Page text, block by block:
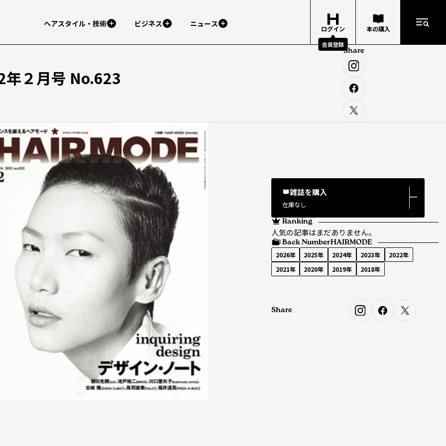
ヘアスタイル・技術 ビジネス ニュース
ログイン
会員登録
本の購入
２月号 No.623
Share
雑誌を購入
在庫なし
―
Ranking
人気の記事はまだありません。
Back NumberHAIRMODE
2026年 2025年 2024年 2023年
2022年
2021年
2020年 2019年 2018年
Share